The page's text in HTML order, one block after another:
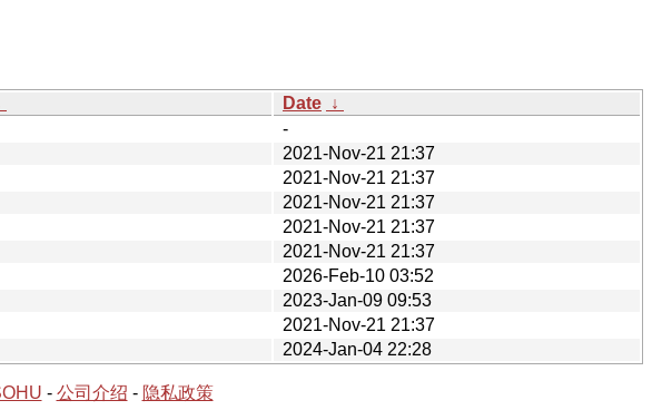
Date ↓
-
2021-Nov-21 21:37
2021-Nov-21 21:37
2021-Nov-21 21:37
2021-Nov-21 21:37
2021-Nov-21 21:37
2026-Feb-10 03:52
2023-Jan-09 09:53
2021-Nov-21 21:37
2024-Jan-04 22:28
- 公司介绍 - 隐私政策